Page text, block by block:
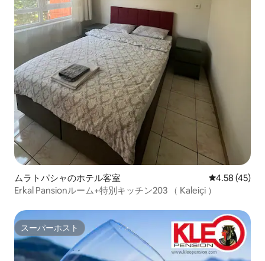
ムラトパシャのホテル客室 レビュー45
4.58 (45)
Erkal Pansionルーム+特別キッチン203 （ Kaleiçi ）
スーパーホスト
スーパーホスト